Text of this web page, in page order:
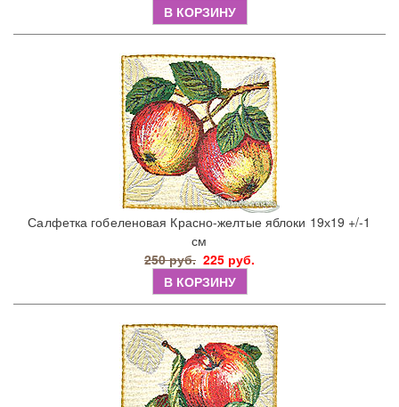
В КОРЗИНУ
Салфетка гобеленовая Красно-желтые яблоки 19х19 +/-1
см
250 руб. 225 руб.
В КОРЗИНУ